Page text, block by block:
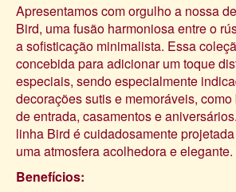
Apresentamos com orgulho a nossa
Bird, uma fusão harmoniosa entre o
a sofisticação minimalista. Essa
concebida para adicionar um toque
especiais, sendo especialmente
decorações sutis e memoráveis,
de entrada, casamentos e
linha Bird é cuidadosamente
uma atmosfera acolhedora e elegante.
Benefícios: